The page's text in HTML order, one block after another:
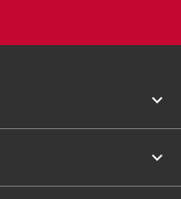

